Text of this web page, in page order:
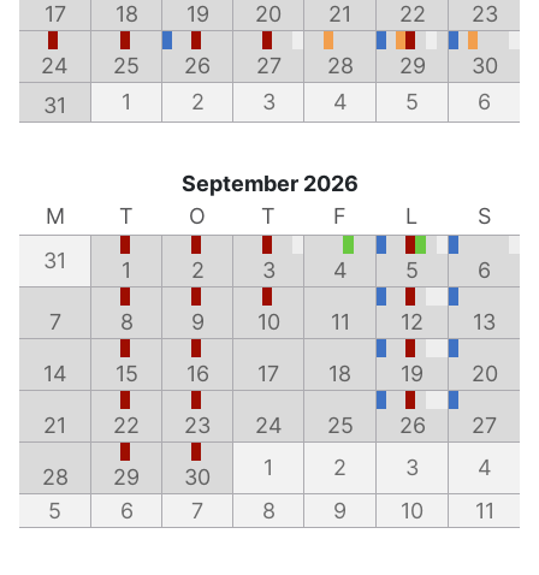
17 18 19 20 21 22 23
24 25 26 27 28 29
30
31
1 2 3 4 5 6
September 2026
M
T O T F L
S
31
1 2 3 4 5 6
7 8 9 10 11 12 13
14 15 16 17 18 19 20
21 22 23 24 25 26 27
28 29 30 1 2 3
4
5
6 7 8 9 10 11